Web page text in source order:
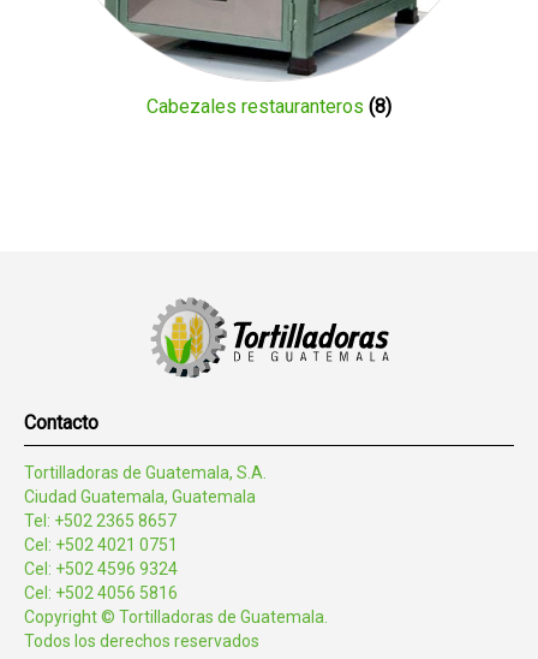
Cabezales restauranteros (8)
Contacto
Tortilladoras de Guatemala, S.A.
Ciudad Guatemala, Guatemala
Tel: +502 2365 8657
Cel: +502 4021 0751
Cel: +502 4596 9324
Cel: +502 4056 5816
Copyright © Tortilladoras de Guatemala.
Todos los derechos reservados